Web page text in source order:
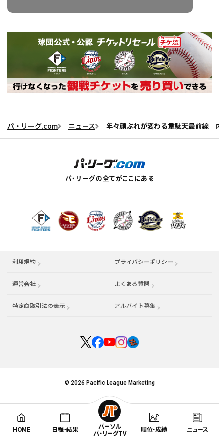
パ・リーグ.com ニュース 年々顔ぶれが変わる韋駄天最前線
利用規約 プライバシーポリシー
運営会社 （別ウィンドウで開く） よくある質問
特定商取引法の表示 アルバイト募集 （別ウィンドウで開く
© 2026 Pacific League Marketing
HOME 日程・結果
パーソル
パ・リーグTV
順位・成績 ニュース